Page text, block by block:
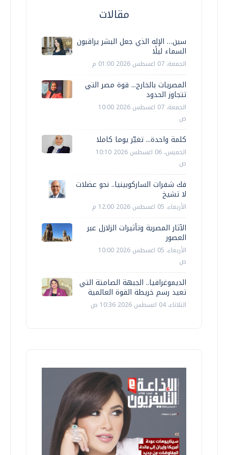
مقالات
سين… الإله الذي جعل البشر يراقبون
السماء ليلًا
الجمعة، 07 اغسطس 2026 01:00 م
المصريات بالخارج... قوة مصر التي
تتجاوز الحدود
الجمعة، 07 اغسطس 2026 10:00
ص
كلمة واحدة... تغيّر يوما كاملا
الخميس، 06 اغسطس 2026 10:10
ص
فك شفرات الساركوبينيا.. نحو عضلات
لا تشيخ
الأربعاء، 05 اغسطس 2026 12:00 م
الآثار المصرية وتأثيرات الزلازل عبر
العصور
الأربعاء، 05 اغسطس 2026 10:00
ص
الديموغرافيا.. الجبهة الصامتة التي
تعيد رسم خريطة القوة العالمية
الثلاثاء، 04 اغسطس 2026 10:36 ص